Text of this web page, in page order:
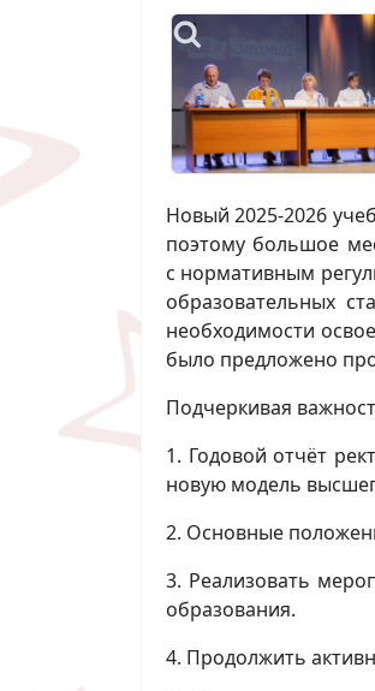
Новый 2025-2026
поэтому большое
с нормативным
образовательных
необходимости
было предложено
Подчеркивая
1. Годовой отчёт
новую модель
2. Основные
3. Реализовать
образования.
4. Продолжить